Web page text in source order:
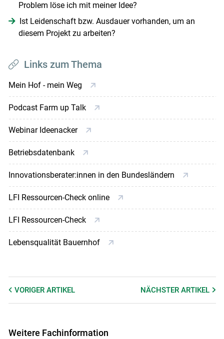
Problem löse ich mit meiner Idee?
Ist Leidenschaft bzw. Ausdauer vorhanden, um an
diesem Projekt zu arbeiten?
Links zum Thema
Mein Hof - mein Weg
Podcast Farm up Talk
Webinar Ideenacker
Betriebsdatenbank
Innovationsberater:innen in den Bundesländern
LFI Ressourcen-Check online
LFI Ressourcen-Check
Lebensqualität Bauernhof
VORIGER ARTIKEL NÄCHSTERARTIKEL
Weitere Fachinformation